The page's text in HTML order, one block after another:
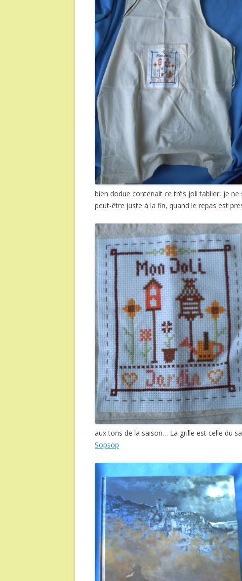
bien dodue contenait ce très joli tablier, je ne
peut-être juste à la fin, quand le repas est
aux tons de la saison… La grille est celle du
Sopsop